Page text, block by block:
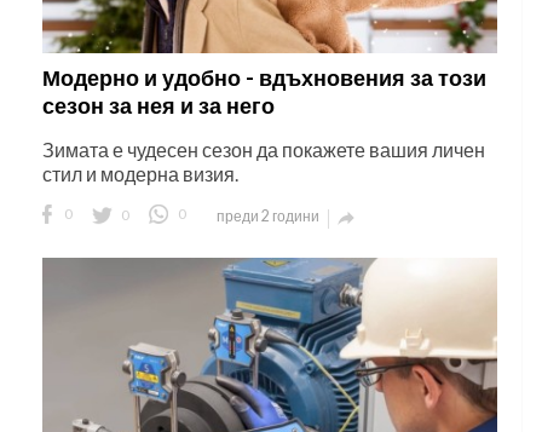
Модерно и удобно - вдъхновения за този
сезон за нея и за него
Зимата е чудесен сезон да покажете вашия личен
стил и модерна визия.
0 0 0 преди 2 години 